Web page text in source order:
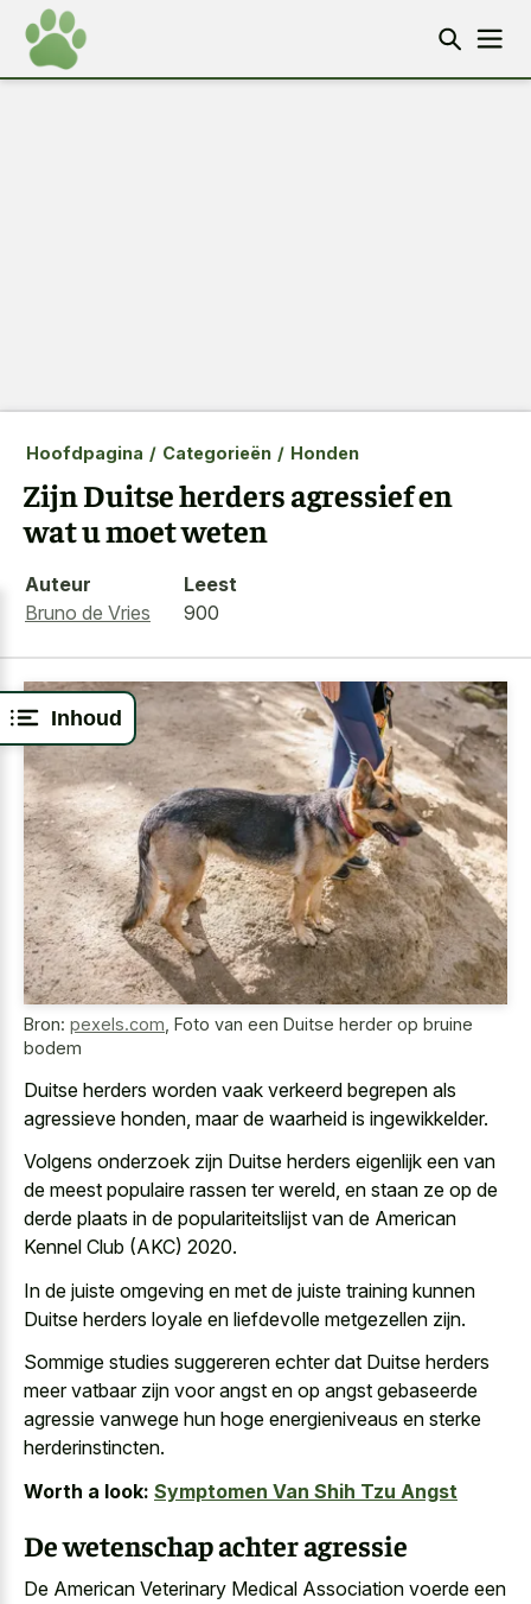
Inhoud
Hoofdpagina / Categorieën / Honden
Zijn Duitse herders agressief en
wat u moet weten
Auteur
Bruno de Vries
Leest
900
Bron: pexels.com Foto van een Duitse herder op bruine
bodem
Duitse herders worden vaak verkeerd begrepen als
agressieve honden, maar de waarheid is ingewikkelder.
Volgens onderzoek zijn Duitse herders eigenlijk een van
de meest populaire rassen ter wereld, en staan ze op de
derde plaats in de populariteitslijst van de American
Kennel Club (AKC) 2020.
In de juiste omgeving en met de juiste training kunnen
Duitse herders loyale en liefdevolle metgezellen zijn.
Sommige studies suggereren echter dat Duitse herders
meer vatbaar zijn voor angst en op angst gebaseerde
agressie vanwege hun hoge energieniveaus en sterke
herderinstincten.
Worth a look: Symptomen Van Shih Tzu Angst
De wetenschap achter agressie
De American Veterinary Medical Association voerde een